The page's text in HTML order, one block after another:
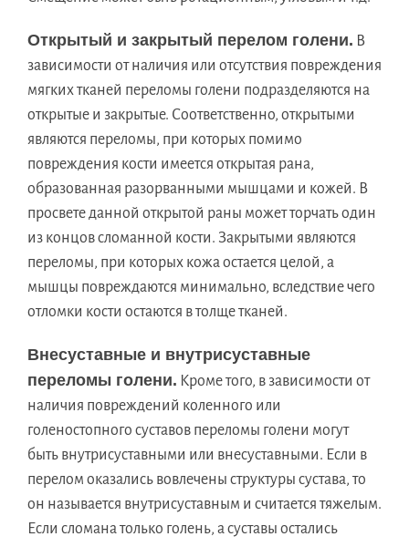
Открытый и закрытый перелом голени. В
зависимости от наличия или отсутствия повреждения
мягких тканей переломы голени подразделяются на
открытые и закрытые. Соответственно, открытыми
являются переломы, при которых помимо
повреждения кости имеется открытая рана,
образованная разорванными мышцами и кожей. В
просвете данной открытой раны может торчать один
из концов сломанной кости. Закрытыми являются
переломы, при которых кожа остается целой, а
мышцы повреждаются минимально, вследствие чего
отломки кости остаются в толще тканей.
Внесуставные и внутрисуставные
переломы голени. Кроме того, в зависимости от
наличия повреждений коленного или
голеностопного суставов переломы голени могут
быть внутрисуставными или внесуставными. Если в
перелом оказались вовлечены структуры сустава, то
он называется внутрисуставным и считается тяжелым.
Если сломана только голень, а суставы остались